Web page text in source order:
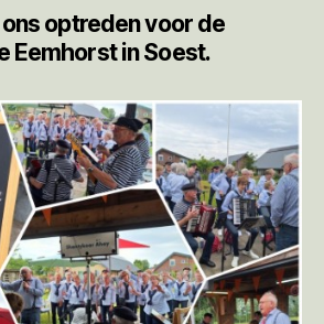
optreden voor de
Eemhorst in Soest.